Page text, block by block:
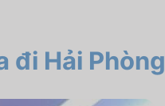
đi Hải Phòng